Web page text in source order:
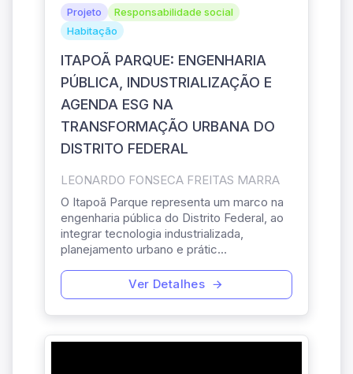
Projeto
Responsabilidade social
Habitação
ITAPOÃ PARQUE: ENGENHARIA
PÚBLICA, INDUSTRIALIZAÇÃO E
AGENDA ESG NA
TRANSFORMAÇÃO URBANA DO
DISTRITO FEDERAL
LEONARDO FONSECA FREITAS MARRA
O Itapoã Parque representa um marco na
engenharia pública do Distrito Federal, ao
integrar tecnologia industrializada,
planejamento urbano e prátic...
Ver Detalhes